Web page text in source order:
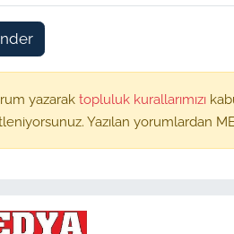
yazarak topluluk kurallarımızı
Yazılan yorumlardan